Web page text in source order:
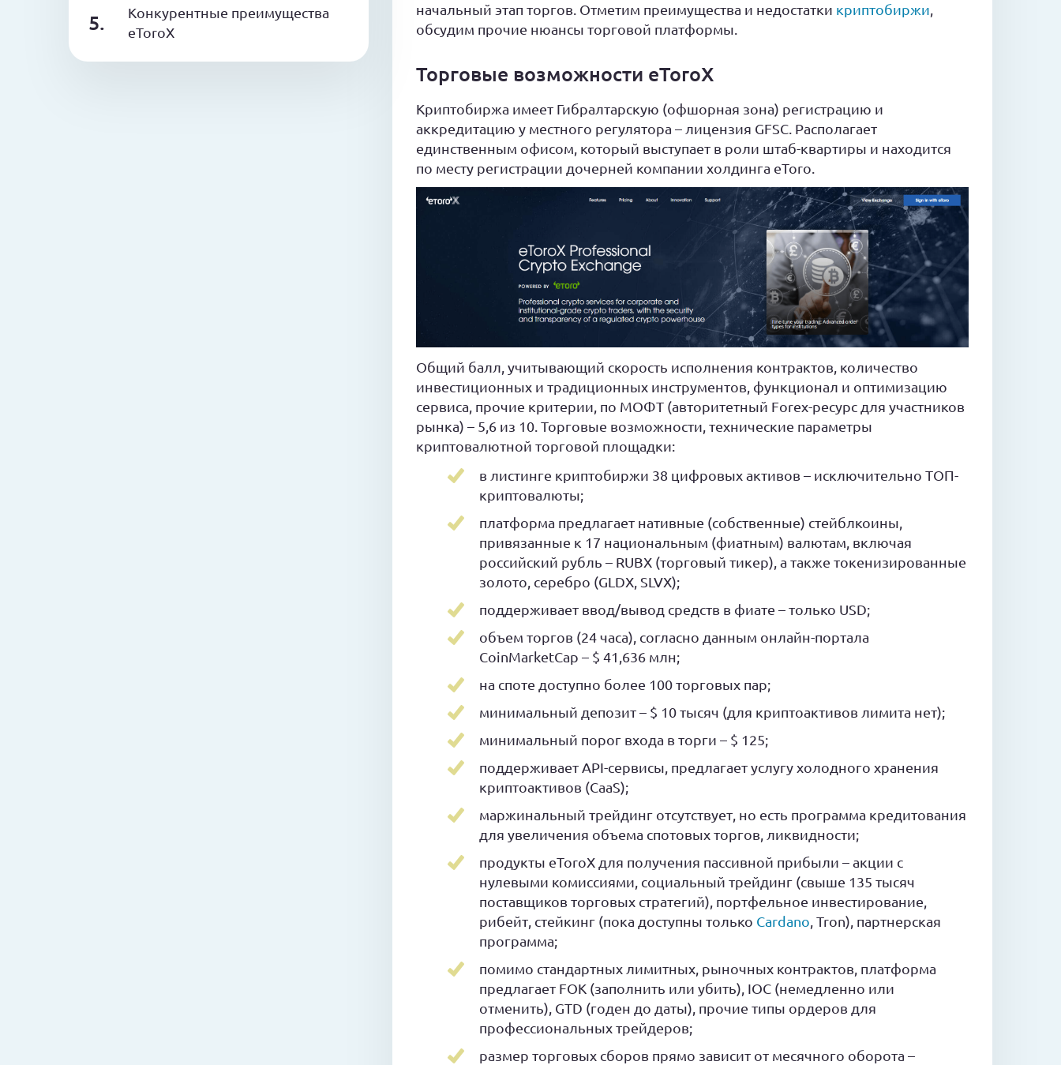
Конкурентные преимущества
eToroX
начальный этап торгов. Отметим преимущества и недостатки криптобиржи
обсудим прочие нюансы торговой платформы.
Торговые возможности eToroX
Криптобиржа имеет Гибралтарскую (офшорная зона) регистрацию и
аккредитацию у местного регулятора – лицензия GFSC. Располагает
единственным офисом, который выступает в роли штаб-квартиры и находится
по месту регистрации дочерней компании холдинга eToro.
Общий балл, учитывающий скорость исполнения контрактов, количество
инвестиционных и традиционных инструментов, функционал и оптимизацию
сервиса, прочие критерии, по МОФТ (авторитетный Forex-ресурс для участников
рынка) – 5,6 из 10. Торговые возможности, технические параметры
криптовалютной торговой площадки:
в листинге криптобиржи 38 цифровых активов – исключительно ТОП-
криптовалюты;
платформа предлагает нативные (собственные) стейблкоины,
привязанные к 17 национальным (фиатным) валютам, включая
российский рубль – RUBX (торговый тикер), а также токенизированные
золото, серебро (GLDX, SLVX);
поддерживает ввод/вывод средств в фиате – только USD;
объем торгов (24 часа), согласно данным онлайн-портала
CoinMarketCap – $ 41,636 млн;
на споте доступно более 100 торговых пар;
минимальный депозит – $ 10 тысяч (для криптоактивов лимита нет);
минимальный порог входа в торги – $ 125;
поддерживает API-сервисы, предлагает услугу холодного хранения
криптоактивов (CaaS);
маржинальный трейдинг отсутствует, но есть программа кредитования
для увеличения объема спотовых торгов, ликвидности;
продукты eToroX для получения пассивной прибыли – акции с
нулевыми комиссиями, социальный трейдинг (свыше 135 тысяч
поставщиков торговых стратегий), портфельное инвестирование,
рибейт, стейкинг (пока доступны только Cardano , Tron), партнерская
программа;
помимо стандартных лимитных, рыночных контрактов, платформа
предлагает FOK (заполнить или убить), IOC (немедленно или
отменить), GTD (годен до даты), прочие типы ордеров для
профессиональных трейдеров;
размер торговых сборов прямо зависит от месячного оборота –